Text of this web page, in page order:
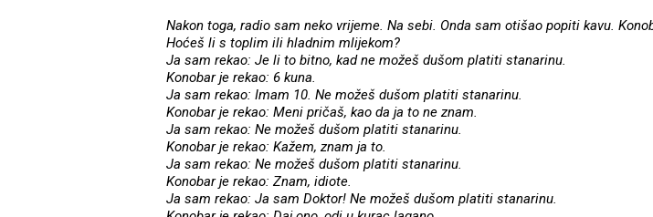
Nakon toga, radio sam neko vrijeme. Na sebi. Onda sam otišao popiti kavu.
Hoćeš li s toplim ili hladnim mlijekom?
Ja sam rekao: Je li to bitno, kad ne možeš dušom platiti stanarinu.
Konobar je rekao: 6 kuna.
Ja sam rekao: Imam 10. Ne možeš dušom platiti stanarinu.
Konobar je rekao: Meni pričaš, kao da ja to ne znam.
Ja sam rekao: Ne možeš dušom platiti stanarinu.
Konobar je rekao: Kažem, znam ja to.
Ja sam rekao: Ne možeš dušom platiti stanarinu.
Konobar je rekao: Znam, idiote.
Ja sam rekao: Ja sam Doktor! Ne možeš dušom platiti stanarinu.